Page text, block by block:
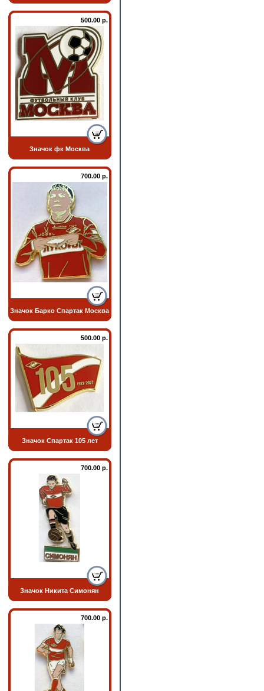
500.00 р.
Значок фк Москва
700.00 р.
Значок Барко Спартак Москва
500.00 р.
Значок Спартак 105 лет
700.00 р.
Значок Никита Симонян
700.00 р.